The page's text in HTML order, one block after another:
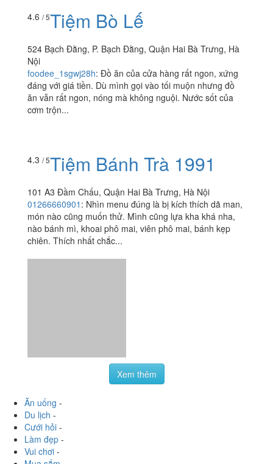
thôi..
4.6 Tiệm Bò Lế
524 Bạch Đằng, P. Bạch Đằng, Quận Hai Bà Trưng, Hà
Nội
cơm trộn...
4.3/ 5Tiệm Bánh Trà 1991
101 A3 Đầm Chấu, Quận Hai Bà Trưng, Hà Nội
Ăn uống-
Làm đẹp
Vui chơi-
Mua sắm
Giáo dục
Dịch vụ